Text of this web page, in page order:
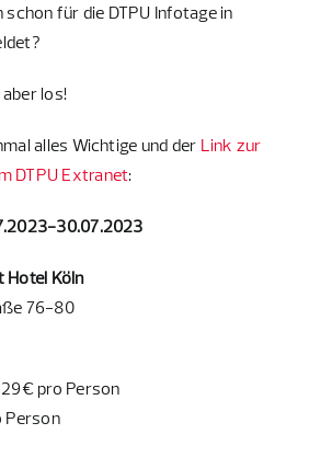
schon für die DTPU Infotage in
los!
alles Wichtige und der Link zur
DTPU Extranet:
30.07.2023
Köln
76-80
pro Person
Person